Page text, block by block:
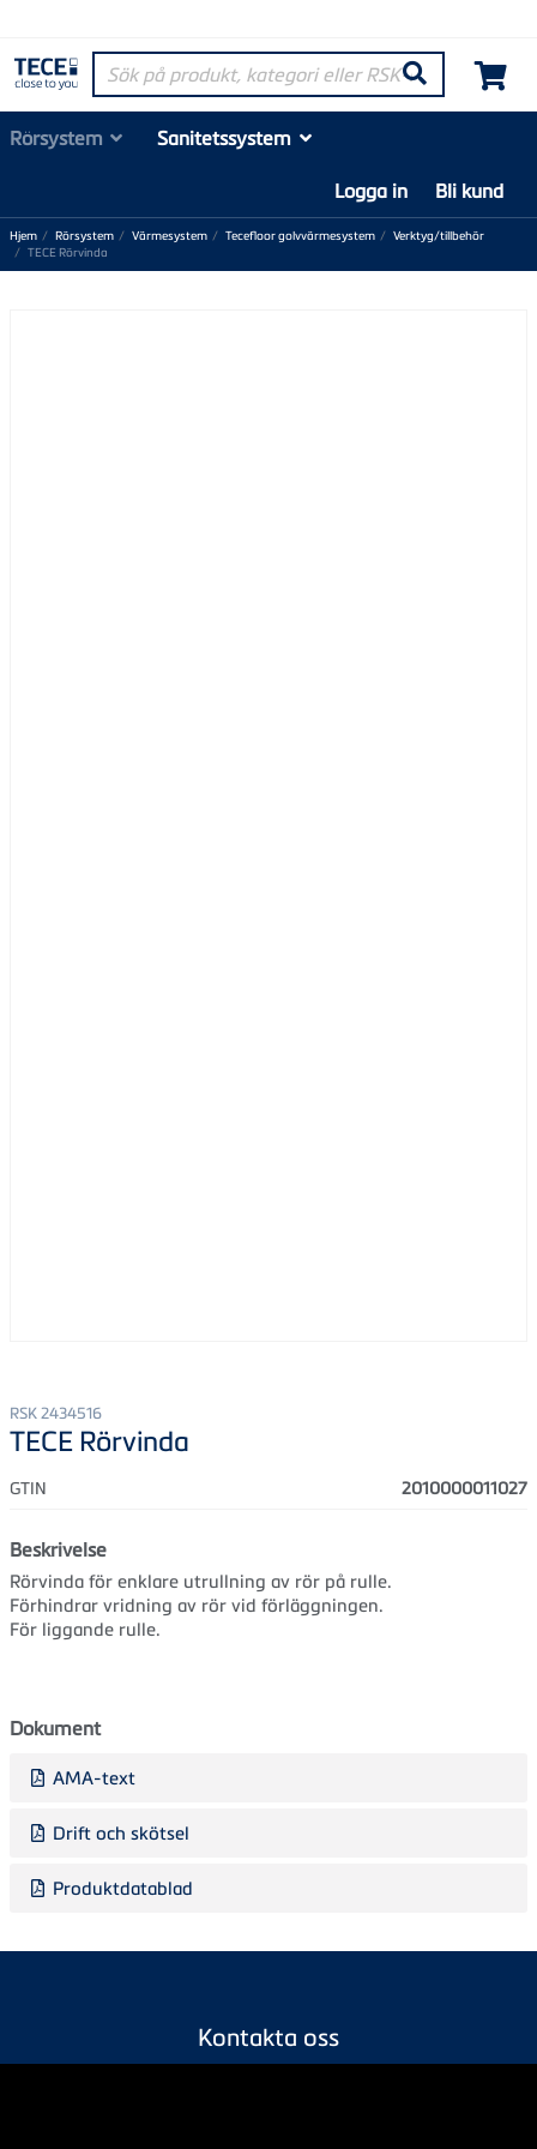
Sök på produkt, kategori eller RSK-nummer
Søk
Rörsystem
Sanitetssystem
Logga in
Bli kund
Hjem Rörsystem Värmesystem Tecefloor golvvärmesystem
Verktyg/tillbehör
TECE Rörvinda
RSK 2434516
TECE Rörvinda
GTIN 2010000011027
Beskrivelse
Rörvinda för enklare utrullning av rör på rulle.
Förhindrar vridning av rör vid förläggningen.
För liggande rulle.
Dokument
AMA-text
Drift och skötsel
Produktdatablad
Kontakta oss